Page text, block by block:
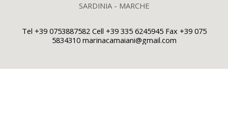
SARDINIA - MARCHE
Tel +39 0753887582 Cell +39 335 6245945 Fax +39 075
5834310 marinacamaiani@gmail.com